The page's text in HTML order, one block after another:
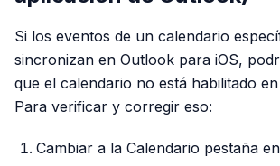
Si los eventos de un calendario
sincronizan en Outlook para iOS,
que el calendario no está habilitado
Para verificar y corregir eso:
Cambiar a la Calendario pestaña